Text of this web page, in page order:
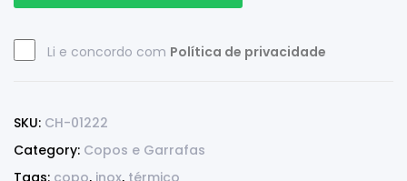
Li e concordo com Política de privacidade
SKU: CH-01222
Category: Copos e Garrafas